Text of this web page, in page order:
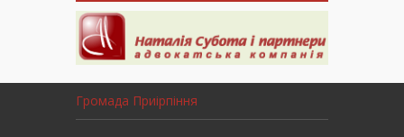
Громада Приірпіння